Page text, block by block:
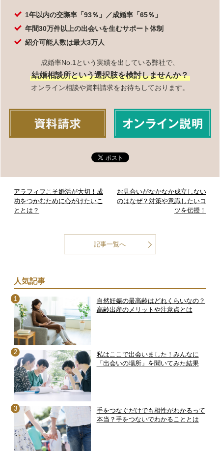
1年以内の交際率「93％」／成婚率「65％」
年間30万件以上の出会いを生むサポート体制
紹介可能人数は最大3万人
成婚率No.1という実績を出している弊社で、
結婚相談所という選択肢を検討しませんか？
オンライン相談や資料請求をお待ちしております。
アラフィフこそ婚活が大切！成
功をつかむために心がけたいこ
ととは？
お見合いがなかなか成立しない
のはなぜ？対策や意識したいコ
ツを伝授！
記事一覧へ
人気記事
自然妊娠の最高齢はどれくらいなの？
高齢出産のメリットや注意点とは
私はここで出会いました！みんなに
「出会いの場所」を聞いてみた結果
手をつなぐだけでも相性がわかるって
本当？手をつないでわかることとは